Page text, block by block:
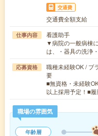
交通費
交通費全額支給
仕事内容
看護助手
▼病院の一般病棟
は、・器具の洗浄
応募資格
職種未経験OK / ブ
要
■無資格・未経験
以上採用予定！■
職場の雰囲気
年齢層